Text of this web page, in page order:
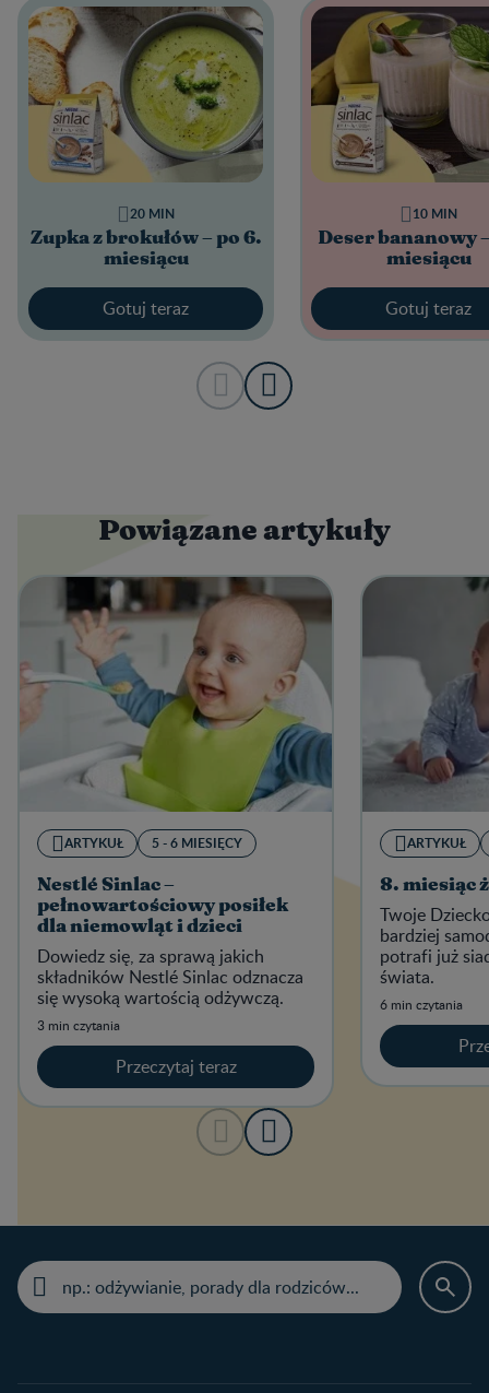
Zupka z brokułów – po 6.
miesiącu
20 MIN
Gotuj teraz
Deser bananowy
miesiącu
10 MIN
Gotuj teraz
Powiązane artykuły
ARTYKUŁ 5 - 6 MIESIĘCY
Nestlé Sinlac –
pełnowartościowy posiłek
dla niemowląt i dzieci
Dowiedz się, za sprawą jakich
składników Nestlé Sinlac odznacza
się wysoką wartością odżywczą.
3 min czytania
Przeczytaj teraz
ARTYKUŁ
8. miesiąc
Twoje
bardziej
potrafi już
świata.
6 min czytania